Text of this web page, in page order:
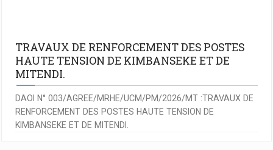
TRAVAUX DE RENFORCEMENT DES POSTES
HAUTE TENSION DE KIMBANSEKE ET DE
MITENDI.
DAOI N° 003/AGREE/MRHE/UCM/PM/2026/MT :TRAVAUX DE
RENFORCEMENT DES POSTES HAUTE TENSION DE
KIMBANSEKE ET DE MITENDI.